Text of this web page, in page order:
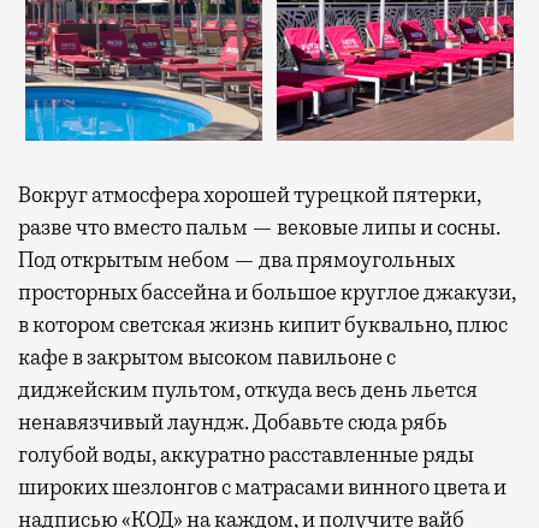
Вокруг атмосфера хорошей турецкой пятерки,
разве что вместо пальм — вековые липы и сосны.
Под открытым небом — два прямоугольных
просторных бассейна и большое круглое джакузи,
в котором светская жизнь кипит буквально, плюс
кафе в закрытом высоком павильоне с
диджейским пультом, откуда весь день льется
ненавязчивый лаундж. Добавьте сюда рябь
голубой воды, аккуратно расставленные ряды
широких шезлонгов с матрасами винного цвета и
надписью «КОД» на каждом, и получите вайб